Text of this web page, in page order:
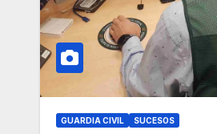
GUARDIA CIVIL SUCESOS